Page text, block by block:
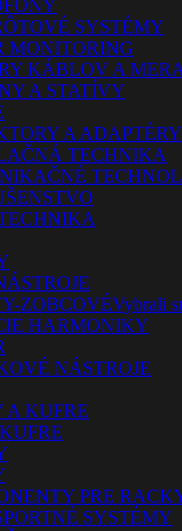
SYSTÉMY
MONITORING
KÁBLOV A
A STATÍVY
A ADAPTÉRY
TECHNIKA
ZOBCOVÉVybrali
HARMONIKY
NÁSTROJE
A KUFRE
PRE
SYSTÉMY